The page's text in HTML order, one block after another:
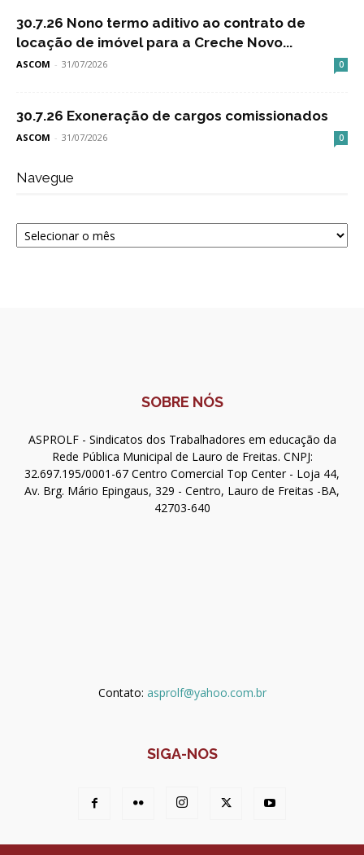
30.7.26 Nono termo aditivo ao contrato de
locação de imóvel para a Creche Novo...
ASCOM - 31/07/2026 0
30.7.26 Exoneração de cargos comissionados
ASCOM - 31/07/2026 0
Navegue
Navegue
SOBRE NÓS
ASPROLF - Sindicatos dos Trabalhadores em educação da
Rede Pública Municipal de Lauro de Freitas. CNPJ:
32.697.195/0001-67 Centro Comercial Top Center - Loja 44,
Av. Brg. Mário Epingaus, 329 - Centro, Lauro de Freitas -BA,
42703-640
Contato: asprolf@yahoo.com.br
SIGA-NOS